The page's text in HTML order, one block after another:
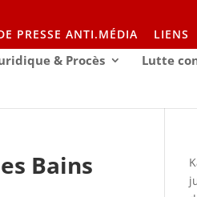
PRESSE ANTI.MÉDIA LIENS
& Procès
Lutte
Bains